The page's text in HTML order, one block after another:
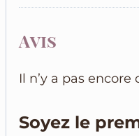
Avis
Il n’y a pas encore
Soyez le